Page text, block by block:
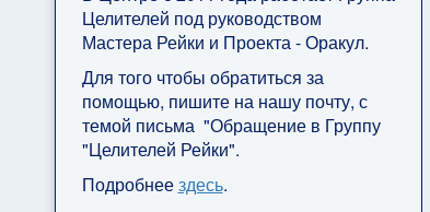
Целителей под руководством
Мастера Рейки и Проекта - Оракул.
Для того чтобы обратиться за
помощью, пишите на нашу почту, с
темой письма "Обращение в Группу
"Целителей Рейки".
Подробнеездесь.